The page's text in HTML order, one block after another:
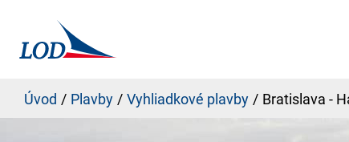
Úvod Plavby Vyhliadkové plavby Bratislava -